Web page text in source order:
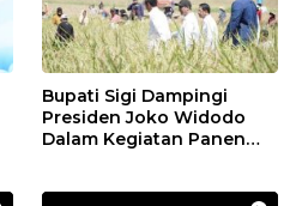
Bupati Sigi Dampingi
Presiden Joko Widodo
Dalam Kegiatan Panen